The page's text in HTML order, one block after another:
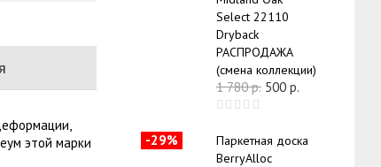
этой марки
Select 22110
Dryback
РАСПРОДАЖА
(смена коллекции)
1 780р. 500р.
Паркетная доска
BerryAlloc
-29%